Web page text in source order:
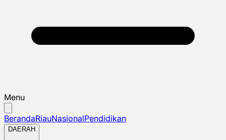
Menu
BerandaRiauNasionalPendidikan
DAERAH